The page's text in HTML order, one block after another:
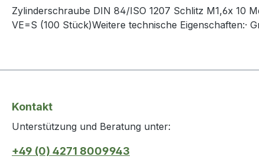
Zylinderschraube DIN 84/ISO 1207 Schlitz M1,6x 10
VE=S (100 Stück)Weitere technische Eigenschaften:·
Kontakt
Unterstützung und Beratung unter:
+49 (0) 4271 8009943